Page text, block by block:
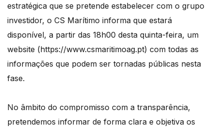
estratégica que se pretende estabelecer com o grupo
investidor, o CS Marítimo informa que estará
disponível, a partir das 18h00 desta quinta-feira, um
website (https://www.csmaritimoag.pt) com todas as
informações que podem ser tornadas públicas nesta
fase.
No âmbito do compromisso com a transparência,
pretendemos informar de forma clara e objetiva os